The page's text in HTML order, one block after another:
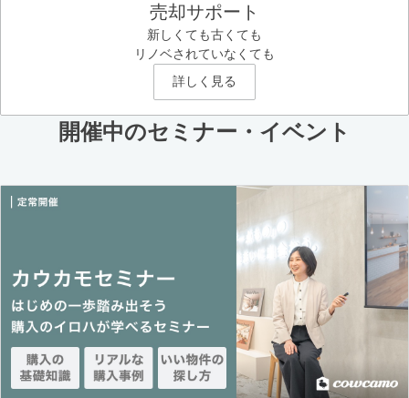
売却サポート
新しくても古くても
リノベされていなくても
詳しく見る
開催中のセミナー・イベント